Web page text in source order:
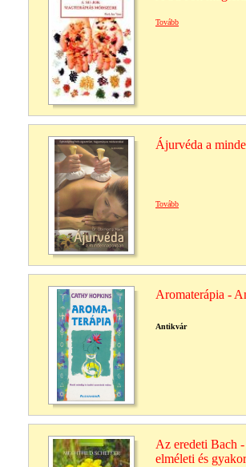
Tovább
Ájurvéda a
Tovább
Aromaterápia -
Antikvár
Az eredeti Bach
elméleti és